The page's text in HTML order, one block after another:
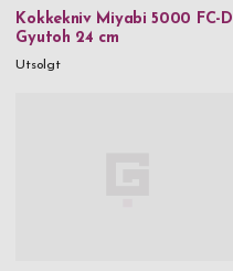
Kokkekniv Miyabi 5000 FC-D
Gyutoh 24 cm
Utsolgt